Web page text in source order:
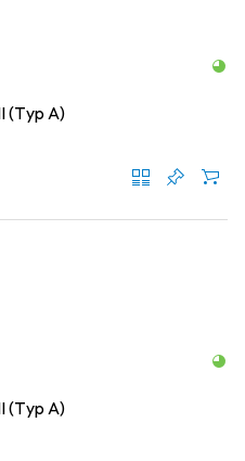
(Typ A)
(Typ A)